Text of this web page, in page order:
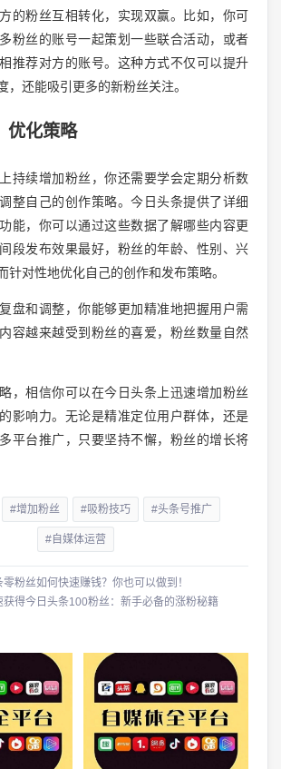
的粉丝互相转化，实现双赢。比如，你可
粉丝的账号一起策划一些联合活动，或者
推荐对方的账号。这种方式不仅可以提升
，还能吸引更多的新粉丝关注。
优化策略
持续增加粉丝，你还需要学会定期分析数
整自己的创作策略。今日头条提供了详细
能，你可以通过这些数据了解哪些内容更
段发布效果最好，粉丝的年龄、性别、兴
针对性地优化自己的创作和发布策略。
盘和调整，你能够更加精准地把握用户需
容越来越受到粉丝的喜爱，粉丝数量自然
，相信你可以在今日头条上迅速增加粉丝
影响力。无论是精准定位用户群体，还是
平台推广，只要坚持不懈，粉丝的增长将
#增加粉丝 #吸粉技巧 #头条号推广
#自媒体运营
粉丝如何快速赚钱？你也可以做到！
得今日头条100粉丝：新手必备的涨粉秘籍